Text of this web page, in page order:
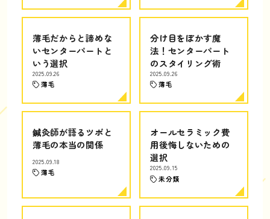
薄毛だからと諦めな
いセンターパートと
いう選択
2025.09.26
薄毛
分け目をぼかす魔
法！センターパート
のスタイリング術
2025.09.26
薄毛
鍼灸師が語るツボと
薄毛の本当の関係
2025.09.18
薄毛
オールセラミック費
用後悔しないための
選択
2025.09.15
未分類